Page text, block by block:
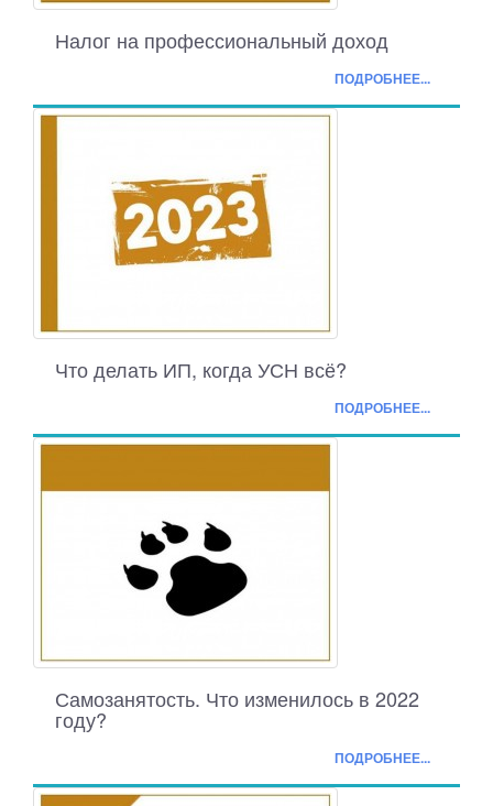
Налог на профессиональный доход
ПОДРОБНЕЕ...
Что делать ИП, когда УСН всё?
ПОДРОБНЕЕ...
Самозанятость. Что изменилось в 2022
году?
ПОДРОБНЕЕ...